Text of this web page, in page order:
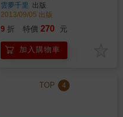
雲夢千里
出版
2013/09/05 出版
9 折 特價 270 元
加入購物車
TOP 4